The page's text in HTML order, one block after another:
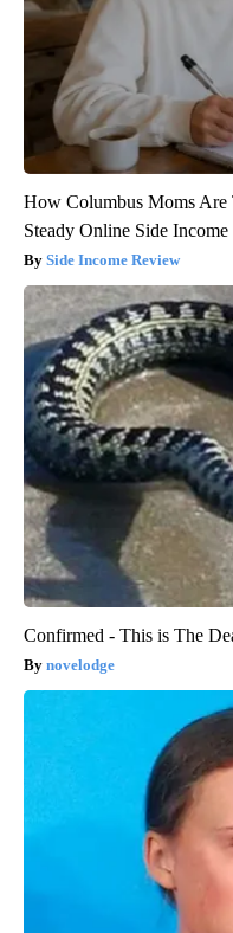
How Columbus Moms Are
Steady Online Side Income
Side Income Review
Confirmed - This is The
novelodge